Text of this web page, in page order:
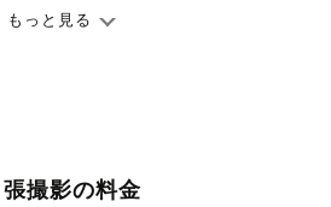
に、何十年経っても見返したくなるよ
ラマンが全国47都道府県に在籍してい
もっと見る
張撮影の料金